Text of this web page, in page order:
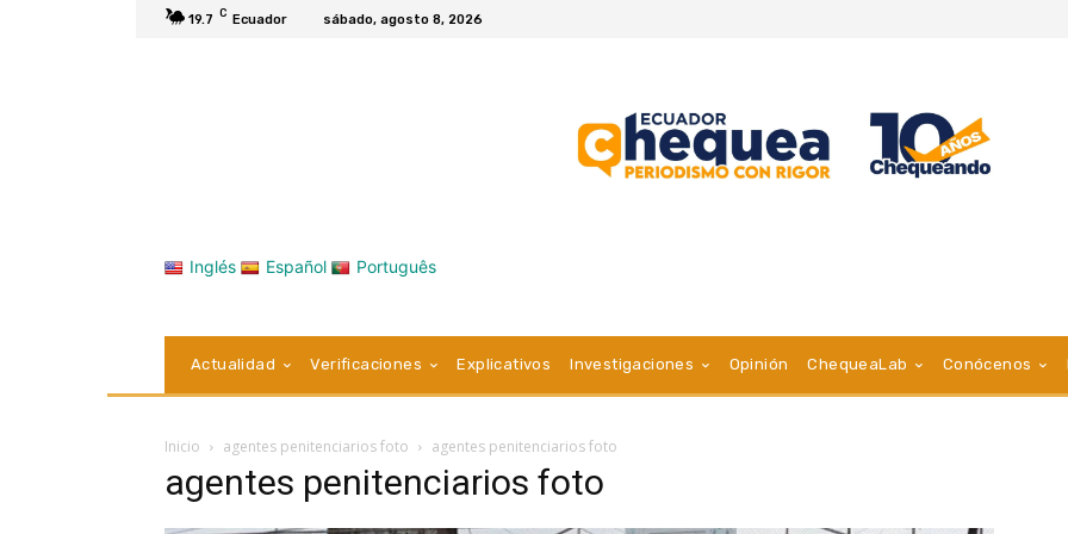
19.7 C Ecuador sábado, agosto 8, 2026
Inglés Español Português
Actualidad Verificaciones Explicativos Investigaciones Opinión ChequeaLab Conócenos
Inicio agentes penitenciarios foto agentes penitenciarios foto
agentes penitenciarios foto